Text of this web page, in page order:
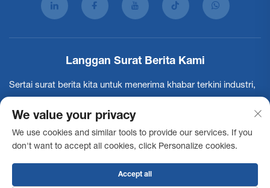
Langgan Surat Berita Kami
Sertai surat berita kita untuk menerima khabar terkini industri,
Langgan
We value your privacy
We use cookies and similar tools to provide our services. If you
don't want to accept all cookies, click Personalize cookies.
Accept all